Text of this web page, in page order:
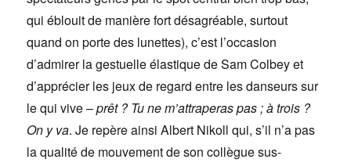
qui éblouit de manière fort désagréable, surtout
quand on porte des lunettes), c’est l’occasion
d’admirer la gestuelle élastique de Sam Colbey et
d’apprécier les jeux de regard entre les danseurs sur
le qui vive –prêt ? Tu ne m’attraperas pas ; à trois ?
On y va. Je repère ainsi Albert Nikoll qui, s’il n’a pas
la qualité de mouvement de son collègue sus-